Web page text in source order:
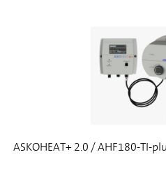
ASKOHEAT+ 2.0 / AHF180-TI-